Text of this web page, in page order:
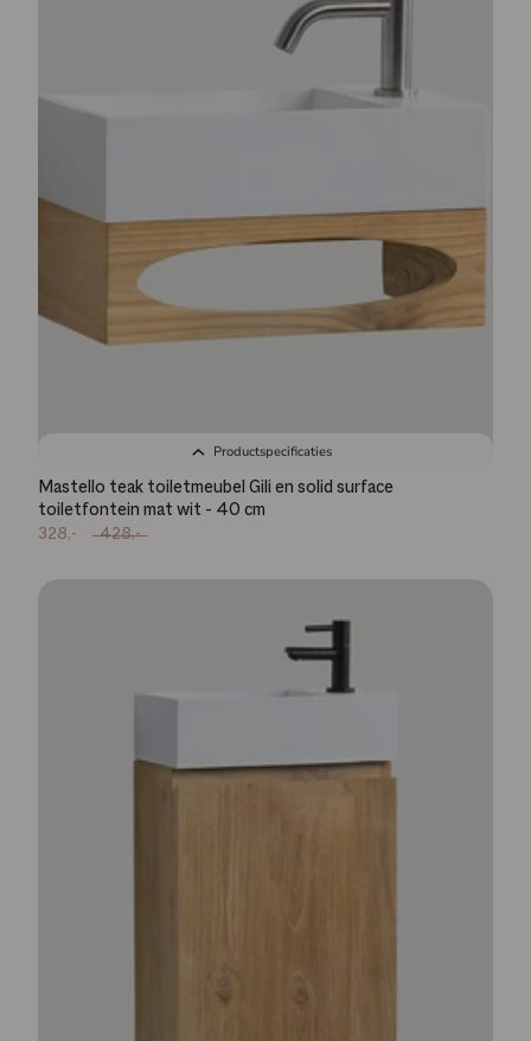
Productspecificaties
Mastello teak toiletmeubel Gili en solid surface
toiletfontein mat wit - 40 cm
328,- 428,-